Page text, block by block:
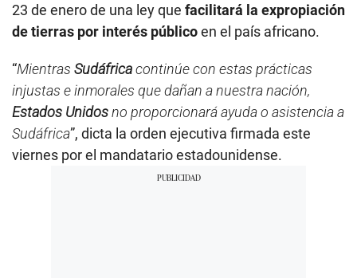
23 de enero de una ley que facilitará la expropiación
de tierras por interés públicoen el país africano.
“Mientras Sudáfricacontinúe con estas prácticas
injustas e inmorales que dañan a nuestra nación,
Estados Unidosno proporcionará ayuda o asistencia a
Sudáfrica”, dicta la orden ejecutiva firmada este
viernes por el mandatario estadounidense.